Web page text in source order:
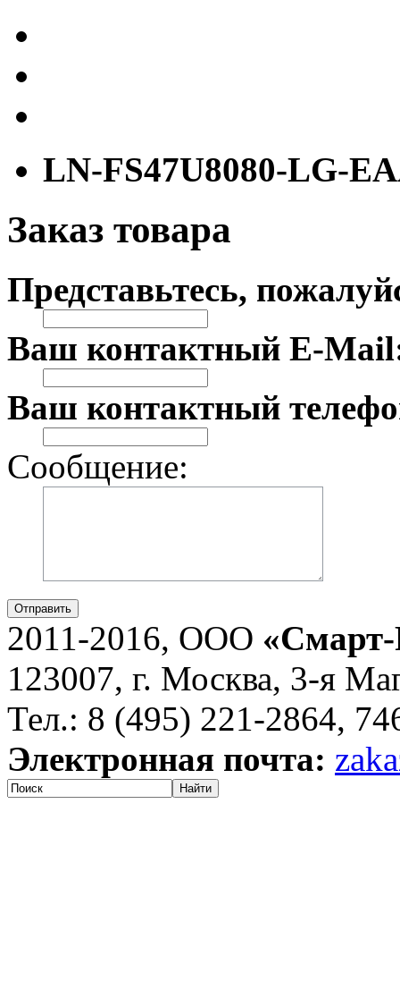
LN-FS47U8080-LG-
Заказ товара
Представьтесь,
Ваш контактный E-
Ваш контактный
Сообщение:
Отправить
2011-2016, ООО
123007, г. Москва, 3-я
Тел.: 8 (495) 221-2864,
Электронная почта:
Найти